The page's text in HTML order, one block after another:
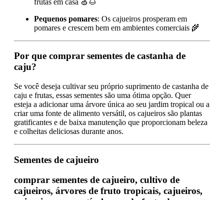
Pequenos pomares: Os cajueiros prosperam em
pomares e crescem bem em ambientes comerciais 🌾
Por que comprar sementes de castanha de
caju?
Se você deseja cultivar seu próprio suprimento de castanha de
caju e frutas, essas sementes são uma ótima opção. Quer
esteja a adicionar uma árvore única ao seu jardim tropical ou a
criar uma fonte de alimento versátil, os cajueiros são plantas
gratificantes e de baixa manutenção que proporcionam beleza
e colheitas deliciosas durante anos.
Sementes de cajueiro
comprar sementes de cajueiro, cultivo de
cajueiros, árvores de fruto tropicais, cajueiros,